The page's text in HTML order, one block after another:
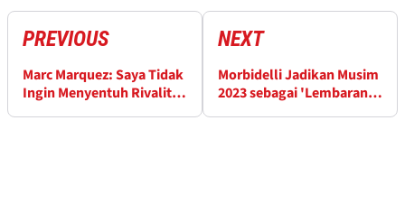
PREVIOUS
Marc Marquez: Saya Tidak
Ingin Menyentuh Rivalitas
NEXT
Morbidelli Jadikan Musim
2023 sebagai 'Lembaran